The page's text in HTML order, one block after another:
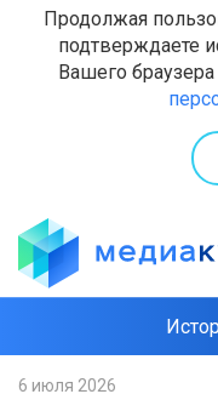
Продолжая
подтверждаете
Вашего
6 июля 2026